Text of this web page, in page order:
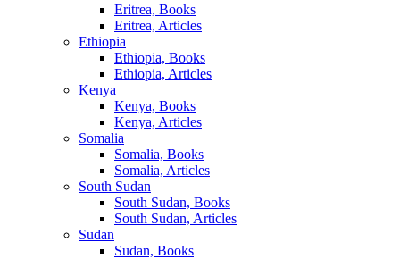
Eritrea, Books
Eritrea, Articles
Ethiopia
Ethiopia, Books
Ethiopia, Articles
Kenya
Kenya, Books
Kenya, Articles
Somalia
Somalia, Books
Somalia, Articles
South Sudan
South Sudan, Books
South Sudan, Articles
Sudan
Sudan, Books